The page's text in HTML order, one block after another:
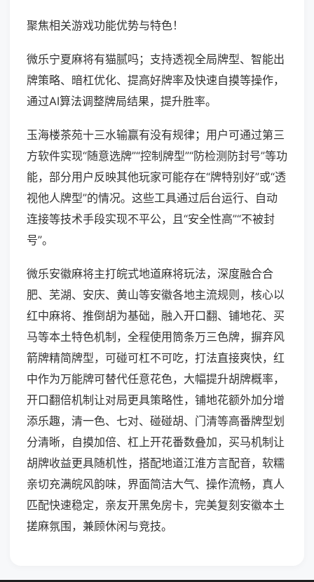
聚焦相关游戏功能优势与特色！
微乐宁夏麻将有猫腻吗；支持透视全局牌型、智能出
牌策略、暗杠优化、提高好牌率及快速自摸等操作，
通过AI算法调整牌局结果，提升胜率。
玉海楼茶苑十三水输赢有没有规律；用户可通过第三
方软件实现“随意选牌”“控制牌型”“防检测防封号”等功
能，部分用户反映其他玩家可能存在“牌特别好”或“透
视他人牌型”的情况。这些工具通过后台运行、自动
连接等技术手段实现不平公，且“安全性高”“不被封
号”。
微乐安徽麻将主打皖式地道麻将玩法，深度融合合
肥、芜湖、安庆、黄山等安徽各地主流规则，核心以
红中麻将、推倒胡为基础，融入开口翻、铺地花、买
马等本土特色机制，全程使用筒条万三色牌，摒弃风
箭牌精简牌型，可碰可杠不可吃，打法直接爽快，红
中作为万能牌可替代任意花色，大幅提升胡牌概率，
开口翻倍机制让对局更具策略性，铺地花额外加分增
添乐趣，清一色、七对、碰碰胡、门清等高番牌型划
分清晰，自摸加倍、杠上开花番数叠加，买马机制让
胡牌收益更具随机性，搭配地道江淮方言配音，软糯
亲切充满皖风韵味，界面简洁大气、操作流畅，真人
匹配快速稳定，亲友开黑免房卡，完美复刻安徽本土
搓麻氛围，兼顾休闲与竞技。